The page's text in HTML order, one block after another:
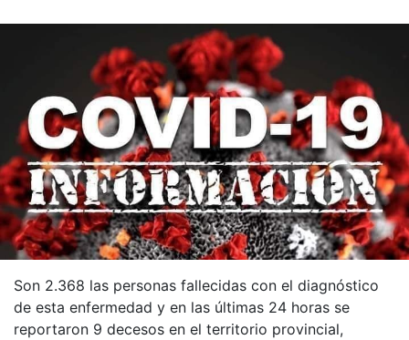
Son 2.368 las personas fallecidas con el diagnóstico
de esta enfermedad y en las últimas 24 horas se
reportaron 9 decesos en el territorio provincial,